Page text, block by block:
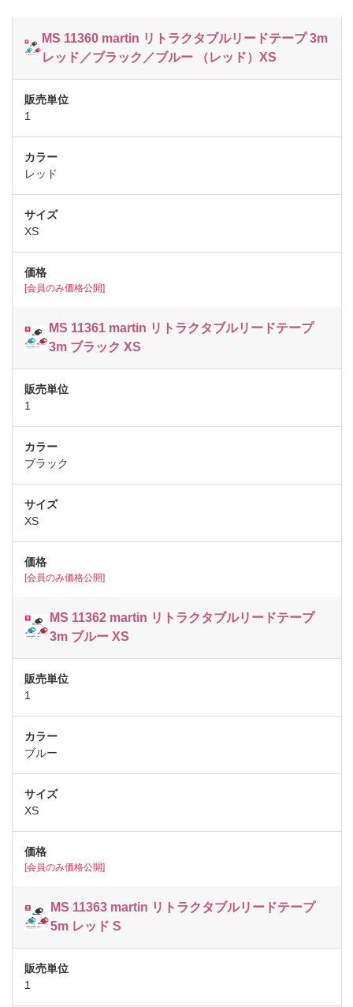
MS 11360 martin リトラクタブルリードテープ 3m
レッド／ブラック／ブルー （レッド）XS
1
レッド
XS
[会員のみ価格公開]
MS 11361 martin リトラクタブルリードテープ
3m ブラック XS
1
ブラック
XS
[会員のみ価格公開]
MS 11362 martin リトラクタブルリードテープ
3m ブルー XS
1
ブルー
XS
[会員のみ価格公開]
MS 11363 martin リトラクタブルリードテープ
5m レッド S
1